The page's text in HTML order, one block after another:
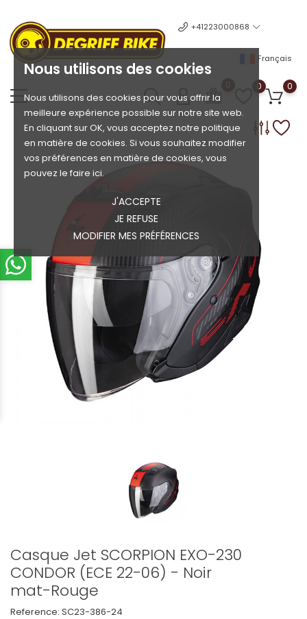
Nous utilisons des cookies
Nous utilisons des cookies pour vous offrir la
meilleure expérience possible sur notre site web.
En cliquant sur OK, vous acceptez notre politique
en matière de cookies. Si vous souhaitez modifier
vos préférences en matière de cookies, vous
pouvez le faire ici.
J'ACCEPTE
JE REFUSE
MODIFIER MES PRÉFÉRENCES
+41223000868
Français
0 0
Casque Jet SCORPION EXO-230
CONDOR (ECE 22-06) - Noir
mat-Rouge
Reference: SC23-386-24